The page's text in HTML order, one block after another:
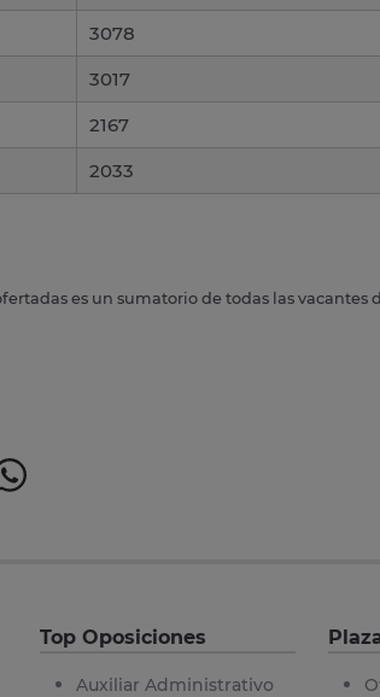
3078
3017
2167
2033
es un sumatorio de todas las vacantes
Top Oposiciones
Auxiliar Administrativo